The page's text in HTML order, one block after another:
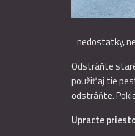
nedostatky,
Odstráňte
použiť aj tie
odstráňte.
Upracte